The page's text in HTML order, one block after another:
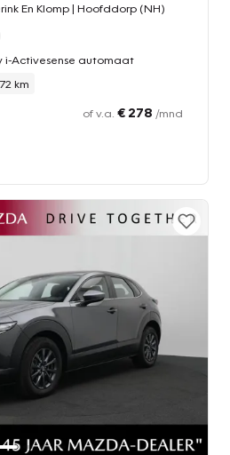
En Klomp| Hoofddorp (NH)
i-Activesense automaat
km
of v.a. € 278 /mnd